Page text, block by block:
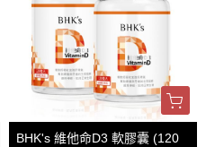
BHK's 維他命D3 軟膠囊 (120